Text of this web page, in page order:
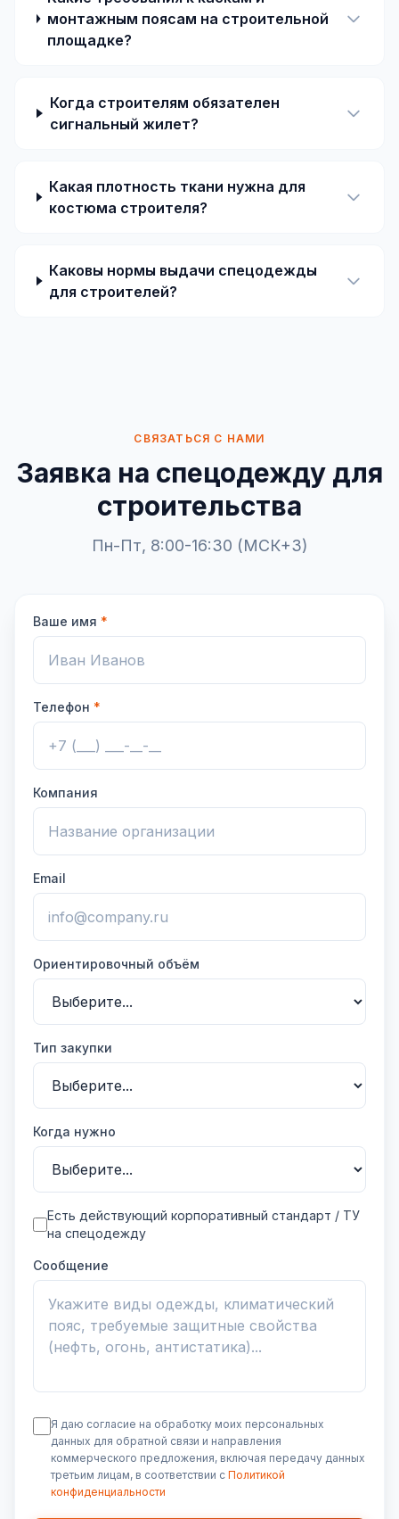
монтажным поясам на строительной
площадке?
Когда строителям обязателен
сигнальный жилет?
Какая плотность ткани нужна для
костюма строителя?
Каковы нормы выдачи спецодежды
для строителей?
СВЯЗАТЬСЯ С НАМИ
Заявка на спецодежду для
строительства
Пн-Пт, 8:00-16:30 (МСК+3)
Ваше имя *
Телефон *
Компания
Email
Ориентировочный объём
Тип закупки
Когда нужно
Есть действующий корпоративный стандарт / ТУ
на спецодежду
Сообщение
Я даю согласие на обработку моих персональных
данных для обратной связи и направления
коммерческого предложения, включая передачу данных
третьим лицам, в соответствии с Политикой
конфиденциальности